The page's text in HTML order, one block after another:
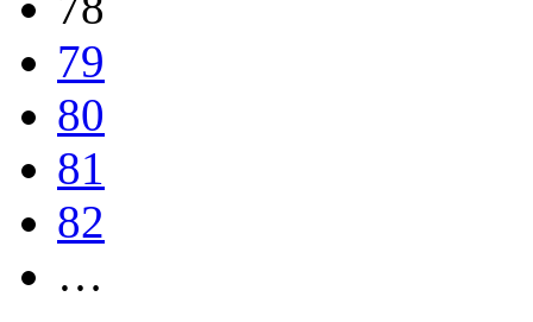
79
80
81
82
…